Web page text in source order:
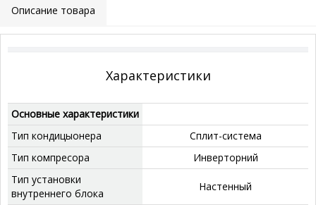
Описание товара
Характеристики
Основные характеристики
Тип кондицыонера
Сплит-система
Тип компресора
‎Инверторний
Тип установки
внутреннего блока
‎Настенный